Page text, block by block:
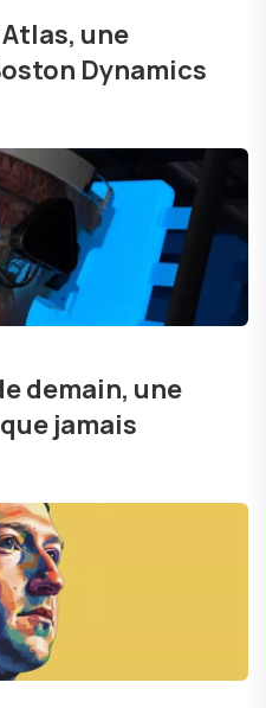
une
Dynamics
demain, une
jamais